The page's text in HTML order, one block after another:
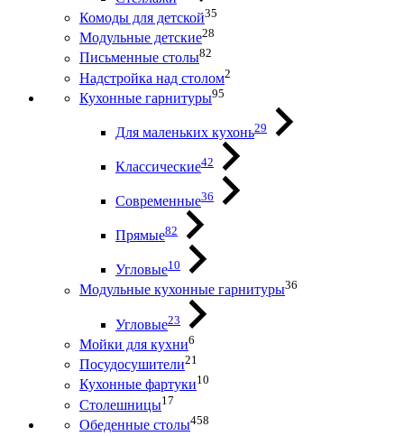
Комоды для детской35
Модульные детские28
Письменные столы82
Надстройка над столом2
Кухонные гарнитуры95
Для маленьких кухонь29
Классические42
Современные36
Прямые82
Угловые10
Модульные кухонные гарнитуры36
Угловые23
Мойки для кухни6
Посудосушители21
Кухонные фартуки10
Столешницы17
Обеденные столы458